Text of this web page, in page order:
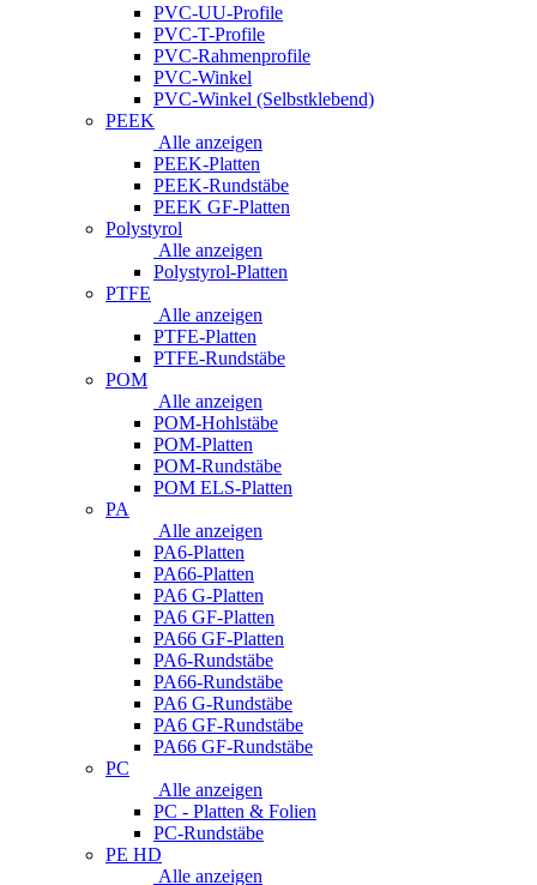
PVC-UU-Profile
PVC-T-Profile
PVC-Rahmenprofile
PVC-Winkel
PVC-Winkel (Selbstklebend)
PEEK
Alle anzeigen
PEEK-Platten
PEEK-Rundstäbe
PEEK GF-Platten
Polystyrol
Alle anzeigen
Polystyrol-Platten
PTFE
Alle anzeigen
PTFE-Platten
PTFE-Rundstäbe
POM
Alle anzeigen
POM-Hohlstäbe
POM-Platten
POM-Rundstäbe
POM ELS-Platten
PA
Alle anzeigen
PA6-Platten
PA66-Platten
PA6 G-Platten
PA6 GF-Platten
PA66 GF-Platten
PA6-Rundstäbe
PA66-Rundstäbe
PA6 G-Rundstäbe
PA6 GF-Rundstäbe
PA66 GF-Rundstäbe
PC
Alle anzeigen
PC - Platten & Folien
PC-Rundstäbe
PE HD
Alle anzeigen